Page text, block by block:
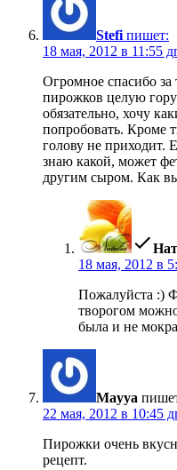
Stefi пишет:
18 мая, 2012 в 11:55
Огромное спасибо
пирожков целую
обязательно, хочу
попробовать. Кроме
голову не приходит.
знаю какой, может
другим сыром. Как
18 мая, 2012 в
Пожалуйста :)
творогом
была и не
Mayya
22 мая, 2012 в 10:45
Пирожки очень
рецепт.